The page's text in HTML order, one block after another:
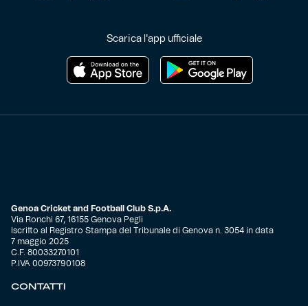
Scarica l'app ufficiale
Genoa Cricket and Football Club S.p.A.
Via Ronchi 67, 16155 Genova Pegli
Iscritto al Registro Stampa del Tribunale di Genova n. 3054 in data
7 maggio 2025
C.F. 80033270101
P.IVA 00973790108
CONTATTI